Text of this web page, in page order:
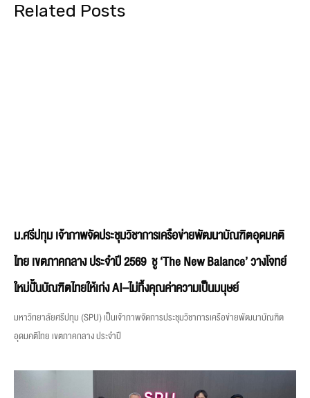
Related Posts
ม.ศรีปทุม เจ้าภาพจัดประชุมวิชาการเครือข่ายพัฒนาบัณฑิตอุดมคติ
ไทย เขตภาคกลาง ประจำปี 2569 ชู ‘The New Balance’ วางโจทย์
ใหม่ปั้นบัณฑิตไทยให้เก่ง AI–ไม่ทิ้งคุณค่าความเป็นมนุษย์
มหาวิทยาลัยศรีปทุม (SPU) เป็นเจ้าภาพจัดการประชุมวิชาการเครือข่ายพัฒนาบัณฑิต
อุดมคติไทย เขตภาคกลาง ประจำปี